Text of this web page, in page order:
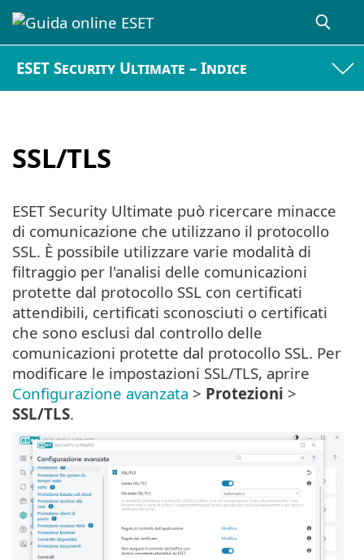
ESET Security Ultimate – Indice
SSL/TLS
ESET Security Ultimate può ricercare minacce
di comunicazione che utilizzano il protocollo
SSL. È possibile utilizzare varie modalità di
filtraggio per l'analisi delle comunicazioni
protette dal protocollo SSL con certificati
attendibili, certificati sconosciuti o certificati
che sono esclusi dal controllo delle
comunicazioni protette dal protocollo SSL. Per
modificare le impostazioni SSL/TLS, aprire
Configurazione avanzata > Protezioni >
SSL/TLS.